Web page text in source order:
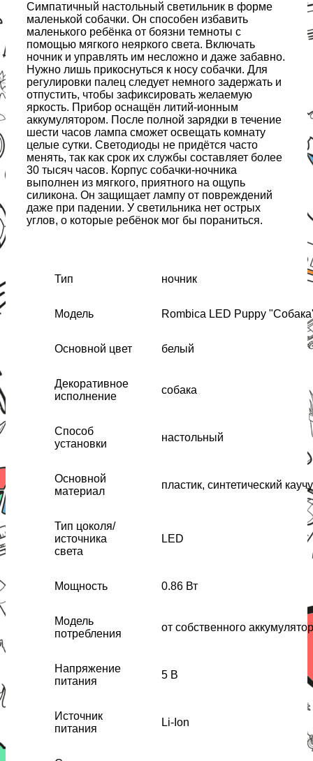
Симпатичный настольный светильник в форме
маленькой собачки. Он способен избавить
маленького ребёнка от боязни темноты с
помощью мягкого неяркого света. Включать
ночник и управлять им несложно и даже забавно.
Нужно лишь прикоснуться к носу собачки. Для
регулировки палец следует немного задержать и
отпустить, чтобы зафиксировать желаемую
яркость. Прибор оснащён литий-ионным
аккумулятором. После полной зарядки в течение
шести часов лампа сможет освещать комнату
целые сутки. Светодиоды не придётся часто
менять, так как срок их службы составляет более
30 тысяч часов. Корпус собачки-ночника
выполнен из мягкого, приятного на ощупь
силикона. Он защищает лампу от повреждений
даже при падении. У светильника нет острых
углов, о которые ребёнок мог бы пораниться.
Тип ночник
Модель Rombica LED Puppy
Основной цвет белый
Декоративное
исполнение
собака
Способ
установки
настольный
Основной
материал
пластик, синтетический
Тип цоколя/
источника
света
LED
Мощность 0.86 Вт
Модель
потребления
от собственного
Напряжение
питания
5 В
Источник
питания
Li-Ion